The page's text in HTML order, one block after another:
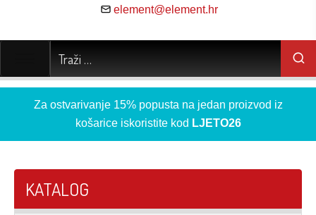
element@element.hr
Za ostvarivanje 15% popusta na jedan proizvod iz
košarice iskoristite kod LJETO26
KATALOG